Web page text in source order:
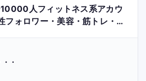
10000人フィットネス系アカウ
フォロワー・美容・筋トレ・健
・